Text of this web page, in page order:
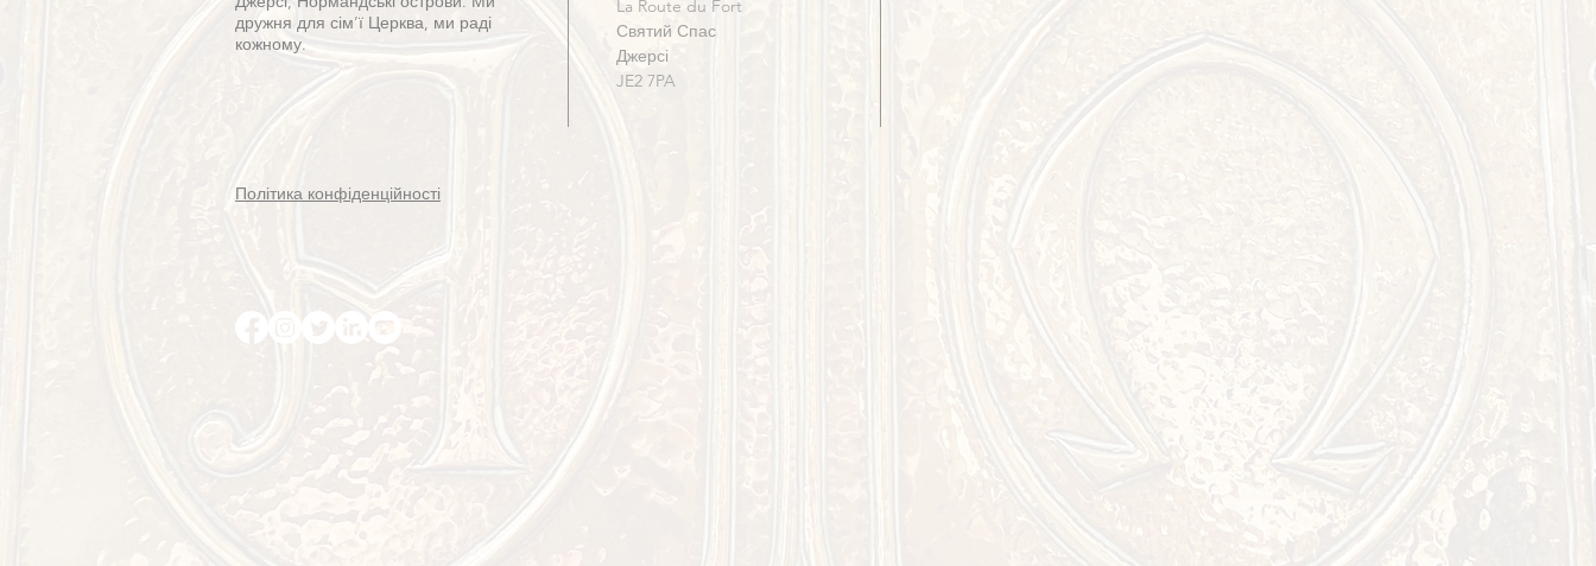
дружня для сім’ї Церква, ми раді
кожному.
Політика конфіденційності
La Route du Fort
Святий Спас
Джерсі
JE2 7PA